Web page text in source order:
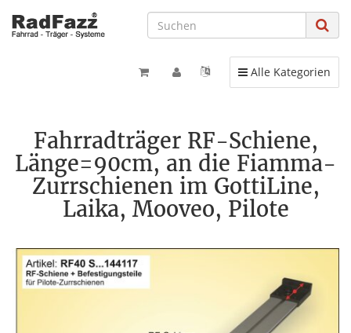
Toggle navigation
Alle Kategorien
Fahrradträger RF-Schiene,
Länge=90cm, an die Fiamma-
Zurrschienen im GottiLine,
Laika, Mooveo, Pilote